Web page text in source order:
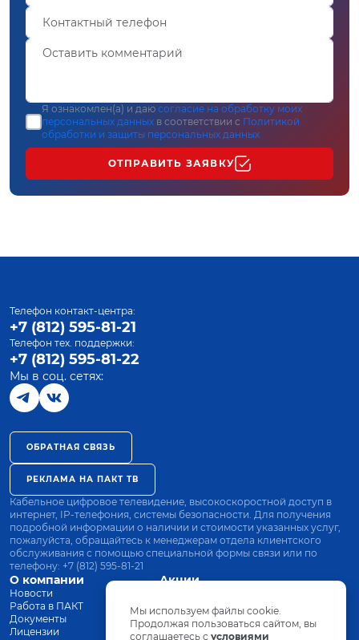
Я ознакомлен(а) и даю согласие на обработку моих
персональных данных в соответствии с Политикой
обработки и защиты персональных данных
ОТПРАВИТЬ ЗАЯВКУ
О компании
Новости
Работа в ПАКТ
Документы
Лицензии
Акции
Оплата
Оборудование
Телефон контакт-центра:
+7 (812) 595-81-21
Телефон тех. поддержки:
+7 (812) 595-81-22
Мы в соц. сетях:
ОБРАТНАЯ СВЯЗЬ
РЕКЛАМА НА ПАКТ ТВ
Кабельное цифровое телевидение, высокоскоростной доступ в
интернет, IP-телефония, системы безопасности. Для получения
подробной информации о наличии и стоимости указанных услуг,
пожалуйста, обращайтесь к менеджерам отдела клиентского
обслуживания с помощью специальной формы связи или по
телефону: +7 (812) 595-81-21
Мы используем файлы cookie.
Продолжая пользоваться сайтом, вы
соглашаетесь с условиями